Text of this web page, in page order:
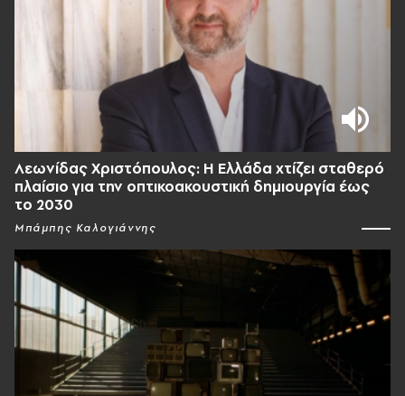
Λεωνίδας Χριστόπουλος: Η Ελλάδα χτίζει σταθερό
πλαίσιο για την οπτικοακουστική δημιουργία έως
το 2030
Μπάμπης Καλογιάννης